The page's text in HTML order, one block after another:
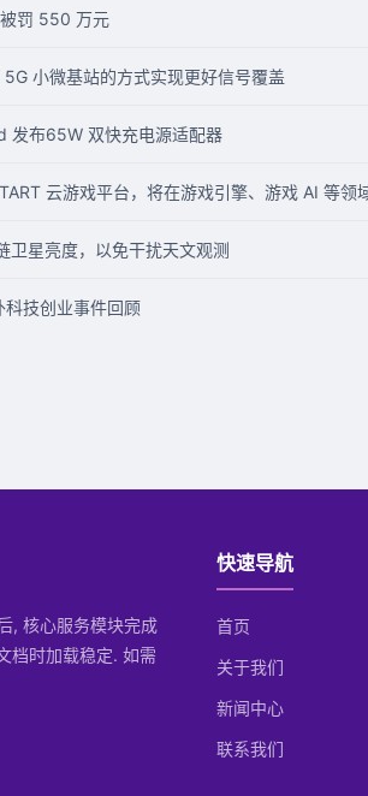
被罚 550 万元
5G 小微基站的方式实现更好信号覆盖
发布65W 双快充电源适配器
云游戏平台，将在游戏引擎、游戏 AI 等领
卫星亮度，以免干扰天文观测
技创业事件回顾
, 核心服务模块完成
档时加载稳定. 如需
快速导航
首页
关于我们
新闻中心
联系我们